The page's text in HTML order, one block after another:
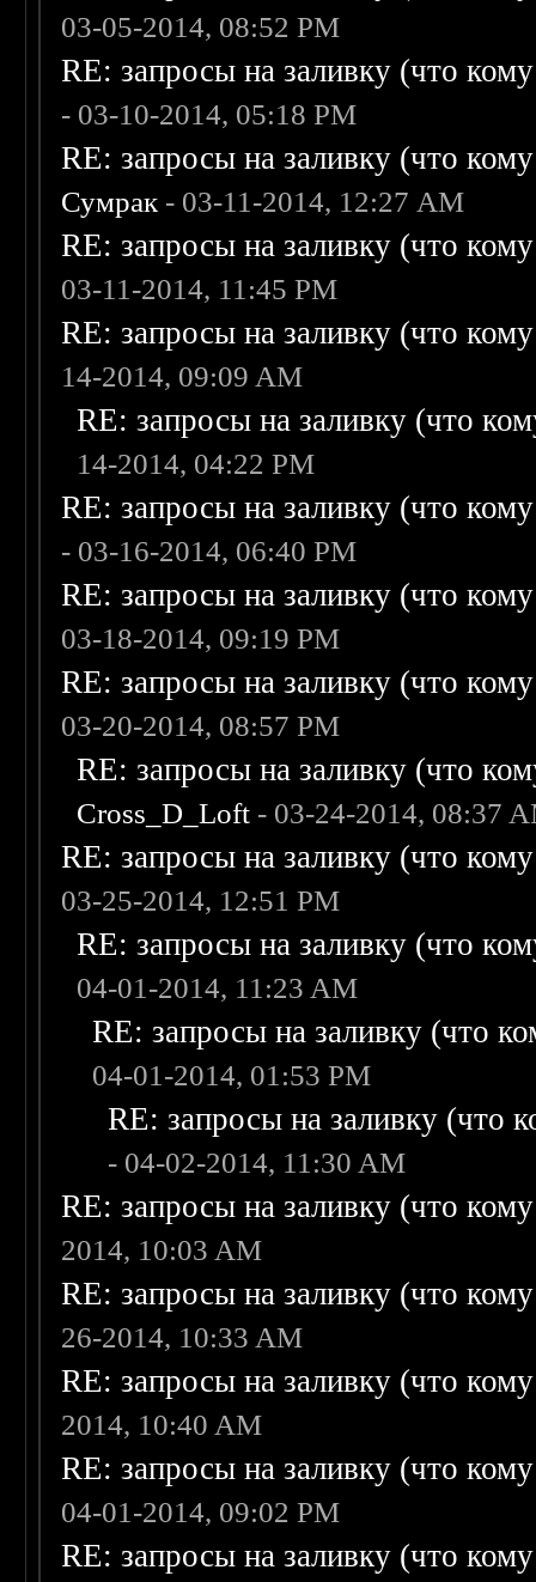
03-05-2014, 08:52 PM
RE: запросы на заливку (что
- 03-10-2014, 05:18 PM
RE: запросы на заливку (что
Сумрак - 03-11-2014, 12:27 AM
RE: запросы на заливку (что
03-11-2014, 11:45 PM
RE: запросы на заливку (что
14-2014, 09:09 AM
RE: запросы на заливку (что
14-2014, 04:22 PM
RE: запросы на заливку (что
- 03-16-2014, 06:40 PM
RE: запросы на заливку (что
03-18-2014, 09:19 PM
RE: запросы на заливку (что
03-20-2014, 08:57 PM
RE: запросы на заливку (что
Cross_D_Loft - 03-24-2014, 08:37
RE: запросы на заливку (что
03-25-2014, 12:51 PM
RE: запросы на заливку (что
04-01-2014, 11:23 AM
RE: запросы на заливку (что
04-01-2014, 01:53 PM
RE: запросы на заливку (что
- 04-02-2014, 11:30 AM
RE: запросы на заливку (что
2014, 10:03 AM
RE: запросы на заливку (что
26-2014, 10:33 AM
RE: запросы на заливку (что
2014, 10:40 AM
RE: запросы на заливку (что
04-01-2014, 09:02 PM
RE: запросы на заливку (что